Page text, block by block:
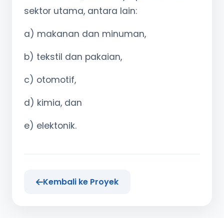
sektor utama, antara lain:
a) makanan dan minuman,
b) tekstil dan pakaian,
c) otomotif,
d) kimia, dan
e) elektonik.
Kembali ke Proyek